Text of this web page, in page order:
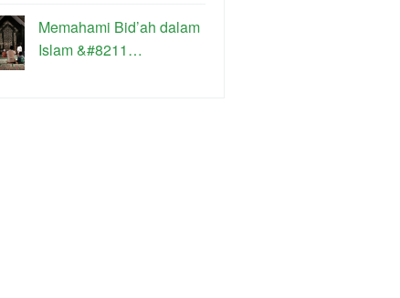
Memahami Bid’ah dalam
Islam &#8211…